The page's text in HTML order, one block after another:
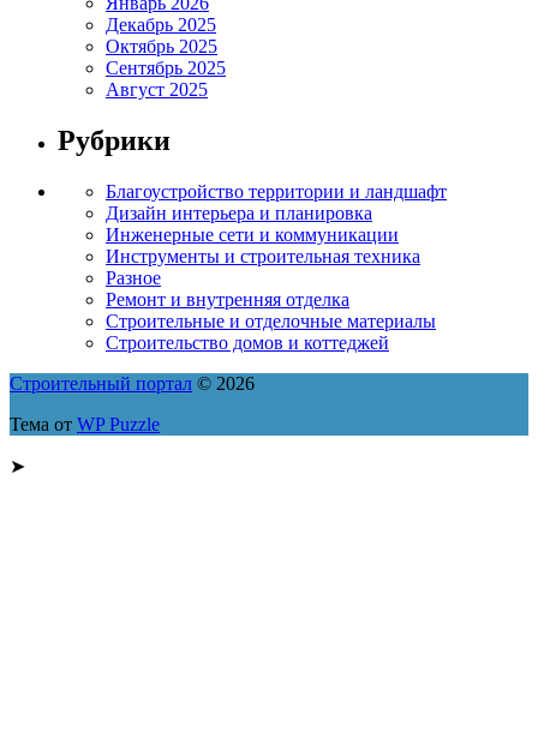
Декабрь 2025
Октябрь 2025
Сентябрь 2025
Август 2025
Рубрики
Благоустройство территории и ландшафт
Дизайн интерьера и планировка
Инженерные сети и коммуникации
Инструменты и строительная техника
Разное
Ремонт и внутренняя отделка
Строительные и отделочные материалы
Строительство домов и коттеджей
Строительный портал © 2026
Тема от WP Puzzle
➤